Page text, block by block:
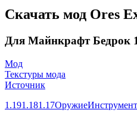
Скачать мод Ores
Для Майнкрафт Бедрок
Мод
Текстуры мода
Источник
1.191.181.17Оружие